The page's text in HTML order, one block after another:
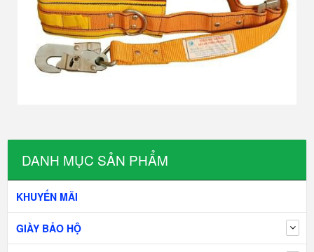
DANH MỤC SẢN PHẨM
KHUYẾN MÃI
GIÀY BẢO HỘ